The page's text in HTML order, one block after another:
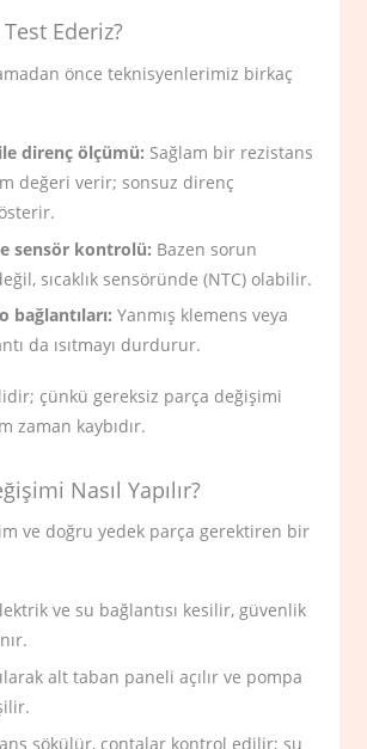
Test Ederiz?
önce teknisyenlerimiz birkaç
direnç ölçümü: Sağlam bir rezistans
değeri verir; sonsuz direnç
sensör kontrolü: Bazen sorun
sıcaklık sensöründe (NTC) olabilir.
bağlantıları: Yanmış klemens veya
da ısıtmayı durdurur.
çünkü gereksiz parça değişimi
zaman kaybıdır.
Nasıl Yapılır?
ve doğru yedek parça gerektiren bir
ve su bağlantısı kesilir, güvenlik
alt taban paneli açılır ve pompa
sökülür, contalar kontrol edilir; su